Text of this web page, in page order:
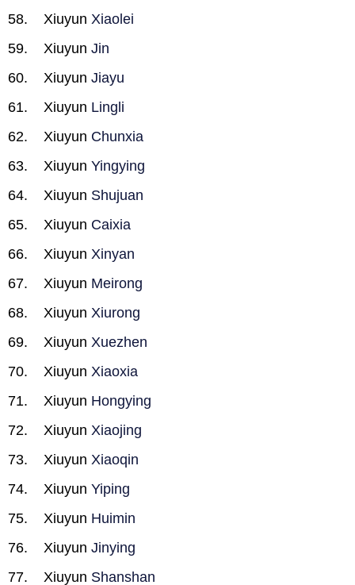
Xiuyun Xiaolei
Xiuyun Jin
Xiuyun Jiayu
Xiuyun Lingli
Xiuyun Chunxia
Xiuyun Yingying
Xiuyun Shujuan
Xiuyun Caixia
Xiuyun Xinyan
Xiuyun Meirong
Xiuyun Xiurong
Xiuyun Xuezhen
Xiuyun Xiaoxia
Xiuyun Hongying
Xiuyun Xiaojing
Xiuyun Xiaoqin
Xiuyun Yiping
Xiuyun Huimin
Xiuyun Jinying
Xiuyun Shanshan